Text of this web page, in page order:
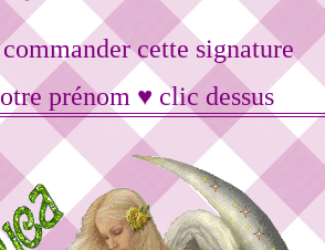
cette signature
prénom ♥ clic dessus